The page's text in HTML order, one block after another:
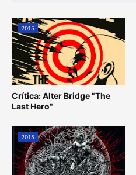
2015
Crítica: Alter Bridge "The
Last Hero"
2015